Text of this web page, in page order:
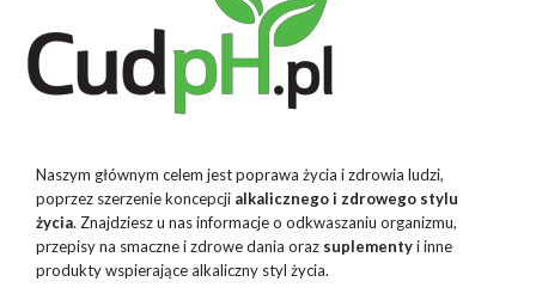
Naszym głównym celem jest poprawa życia i zdrowia ludzi,
poprzez szerzenie koncepcji alkalicznego i zdrowego stylu
życia. Znajdziesz u nas informacje o odkwaszaniu organizmu,
przepisy na smaczne i zdrowe dania oraz suplementyi inne
produkty wspierające alkaliczny styl życia.